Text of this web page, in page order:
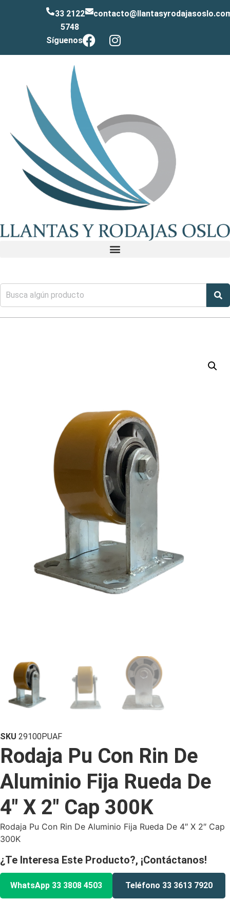
33 2122
5748
Síguenos
SKU 29100PUAF
Rodaja Pu Con Rin De
Aluminio Fija Rueda De
4″ X 2″ Cap 300K
Rodaja Pu Con Rin De Aluminio Fija Rueda De 4″ X 2″ Cap
300K
¿Te Interesa Este Producto?, ¡Contáctanos!
WhatsApp 33 3808 4503 Teléfono 33 3613 7920